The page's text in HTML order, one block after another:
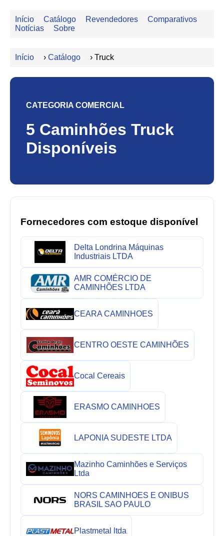
Início Catálogo Revendedores
Comparativos
Notícias
Sobre
Início › Catálogo › Truck
CATEGORIA COMERCIAL
5 Caminhões Truck
Disponíveis
Fornecedores com estoque disponível
Delta Londrina Máquinas
Industriais LTDA
AMR COMÉRCIO DE
CAMINHÕES LTDA
CEARA CAMINHOES
CENTRO OESTE CAMINHÕES
Cocal Cereais
ERASMO CAMINHOES
LAPONIA SUDESTE LTDA
Mazinho Caminhões e Serviços
Ltda
NORS CAMINHOES E ONIBUS
BRASIL SAO PAULO
Plastmetal ltda